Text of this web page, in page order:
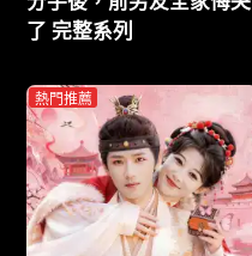
了 完整系列
熱門推薦